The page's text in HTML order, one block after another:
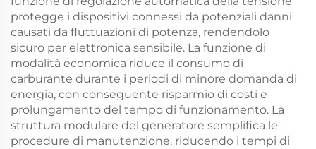
protegge i dispositivi connessi da potenziali danni
causati da fluttuazioni di potenza, rendendolo
sicuro per elettronica sensibile. La funzione di
modalità economica riduce il consumo di
carburante durante i periodi di minore domanda di
energia, con conseguente risparmio di costi e
prolungamento del tempo di funzionamento. La
struttura modulare del generatore semplifica le
procedure di manutenzione, riducendo i tempi di